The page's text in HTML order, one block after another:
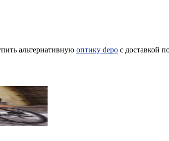
альтернативную оптику depo с доставкой